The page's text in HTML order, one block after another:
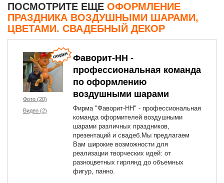
ПОСМОТРИТЕ ЕЩЕ ОФОРМЛЕНИЕ
ПРАЗДНИКА ВОЗДУШНЫМИ ШАРАМИ,
ЦВЕТАМИ. СВАДЕБНЫЙ ДЕКОР
Фото (20)
Видео (2)
Фаворит-НН -
профессиональная команда
по оформлению
воздушными шарами
Фирма "Фаворит-НН" - профессиональная
команда оформителей воздушными
шарами различных праздников,
презентаций и свадеб.Мы предлагаем
Вам широкие возможности для
реализации творческих идей: от
разноцветных гирлянд до объемных
фигур, панно.